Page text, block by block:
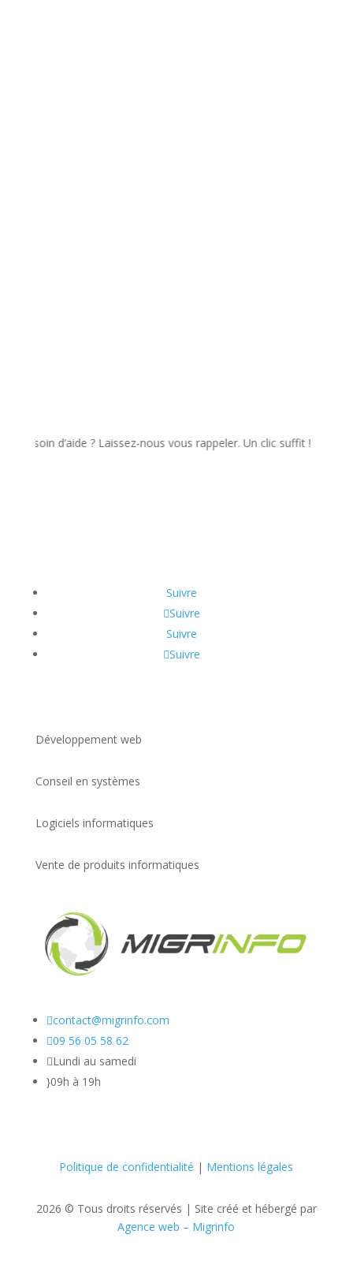
d’aide ? Laissez-nous vous rappeler. Un clic suffit !
Suivre
Suivre
Suivre
Suivre
Développement web
Conseil en systèmes
Logiciels informatiques
Vente de produits informatiques
contact@migrinfo.com
09 56 05 58 62
Lundi au samedi
}09h à 19h
Politique de confidentialité | Mentions légales
2026 © Tous droits réservés | Site créé et hébergé par
Agence web – Migrinfo